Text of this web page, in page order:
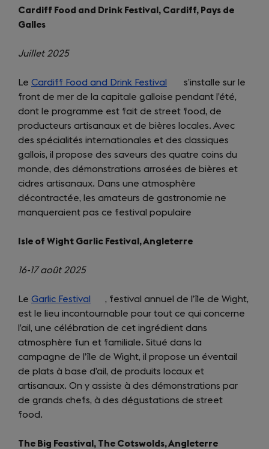
Cardiff Food and Drink Festival, Cardiff, Pays de
Galles
Juillet 2025
Le Cardiff Food and Drink Festival
(opens
in
a
new
tab)
s’installe sur le
front de mer de la capitale galloise pendant l’été,
dont le programme est fait de street food, de
producteurs artisanaux et de bières locales. Avec
des spécialités internationales et des classiques
gallois, il propose des saveurs des quatre coins du
monde, des démonstrations arrosées de bières et
cidres artisanaux. Dans une atmosphère
décontractée, les amateurs de gastronomie ne
manqueraient pas ce festival populaire
Isle of Wight Garlic Festival, Angleterre
16-17 août 2025
Le Garlic Festival
(opens
in
a
new
tab)
, festival annuel de l’île de Wight,
est le lieu incontournable pour tout ce qui concerne
l’ail, une célébration de cet ingrédient dans
atmosphère fun et familiale. Situé dans la
campagne de l’île de Wight, il propose un éventail
de plats à base d’ail, de produits locaux et
artisanaux. On y assiste à des démonstrations par
de grands chefs, à des dégustations de street
food.
The Big Feastival, The Cotswolds, Angleterre